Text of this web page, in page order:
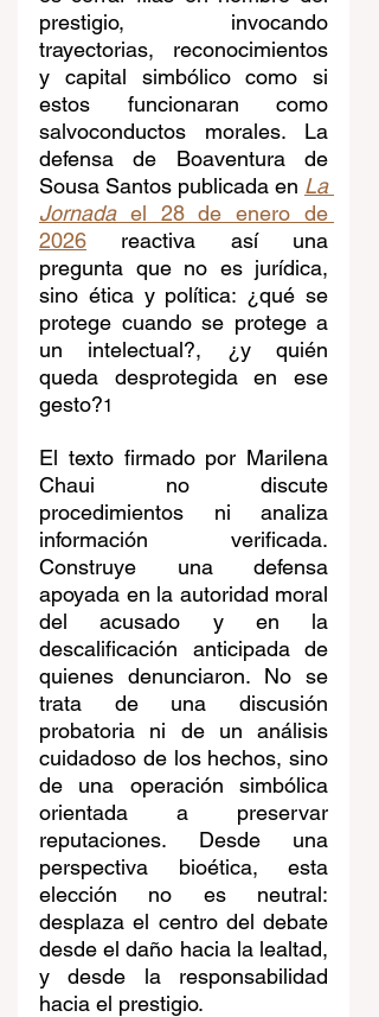
prestigio, invocando
trayectorias, reconocimientos
y capital simbólico como si
estos funcionaran como
salvoconductos morales. La
defensa de Boaventura de
Sousa Santos publicada en La
Jornada el 28 de enero de
2026 reactiva así una
pregunta que no es jurídica,
sino ética y política: ¿qué se
protege cuando se protege a
un intelectual?, ¿y quién
queda desprotegida en ese
gesto?1
El texto firmado por Marilena
Chaui no discute
procedimientos ni analiza
información verificada.
Construye una defensa
apoyada en la autoridad moral
del acusado y en la
descalificación anticipada de
quienes denunciaron. No se
trata de una discusión
probatoria ni de un análisis
cuidadoso de los hechos, sino
de una operación simbólica
orientada a preservar
reputaciones. Desde una
perspectiva bioética, esta
elección no es neutral:
desplaza el centro del debate
desde el daño hacia la lealtad,
y desde la responsabilidad
hacia el prestigio.